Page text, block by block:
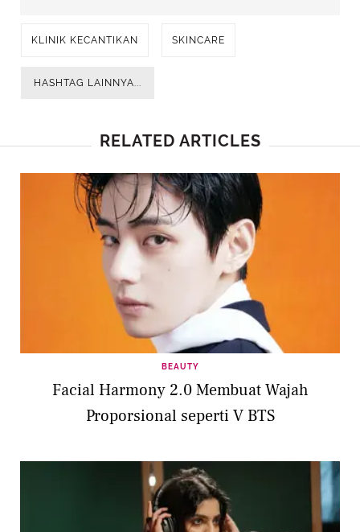
KLINIK KECANTIKAN SKINCARE
HASHTAG LAINNYA...
RELATED ARTICLES
BEAUTY
Facial Harmony 2.0 Membuat Wajah
Proporsional seperti V BTS